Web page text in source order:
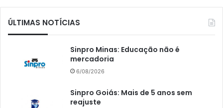
ÚLTIMAS NOTÍCIAS
Sinpro Minas: Educação não é
mercadoria
6/08/2026
Sinpro Goiás: Mais de 5 anos sem
reajuste